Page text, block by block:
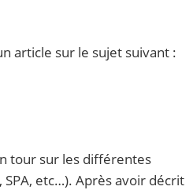
article sur le sujet suivant :
tour sur les différentes
etc…). Après avoir décrit